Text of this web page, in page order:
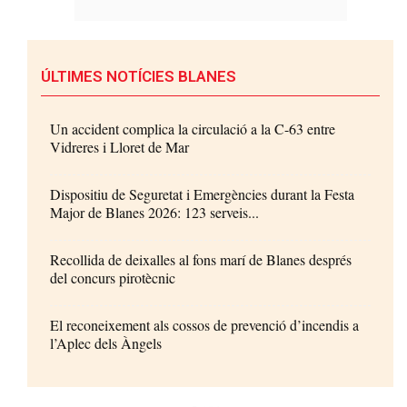
ÚLTIMES NOTÍCIES BLANES
Un accident complica la circulació a la C-63 entre
Vidreres i Lloret de Mar
Dispositiu de Seguretat i Emergències durant la Festa
Major de Blanes 2026: 123 serveis...
Recollida de deixalles al fons marí de Blanes després
del concurs pirotècnic
El reconeixement als cossos de prevenció d’incendis a
l’Aplec dels Àngels